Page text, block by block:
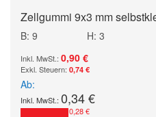
Zellgummi 9x3 mm
B: 9
H: 3
0,90 €
0,74 €
Ab
0,34 €
0,28 €